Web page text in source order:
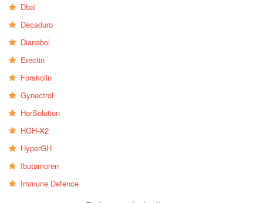
Dbal
Decaduro
Dianabol
Erectin
Forskolin
Gynectrol
HerSolution
HGH-X2
HyperGH
Ibutamoren
Immune Defence